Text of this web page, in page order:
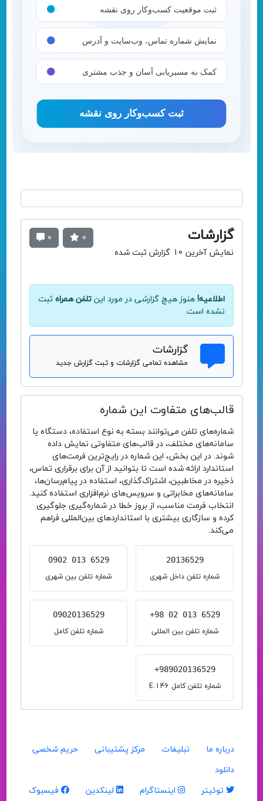
0 0 گزارشات
نمایش آخرین 10 گزارش ثبت شده
اطلاعیه! هنوز هیچ گزارشی در مورد این تلفن همراه ثبت
نشده است.
گزارشات
مشاهده تمامی گزارشات و ثبت گزارش جدید
قالب‌های متفاوت این شماره
شماره‌های تلفن می‌توانند بسته به نوع استفاده، دستگاه یا
سامانه‌های مختلف، در قالب‌های متفاوتی نمایش داده
شوند. در این بخش، این شماره در رایج‌ترین فرمت‌های
استاندارد ارائه شده است تا بتوانید از آن برای برقراری تماس،
ذخیره در مخاطبین، اشتراک‌گذاری، استفاده در پیام‌رسان‌ها،
سامانه‌های مخابراتی و سرویس‌های نرم‌افزاری استفاده کنید.
انتخاب فرمت مناسب، از بروز خطا در شماره‌گیری جلوگیری
کرده و سازگاری بیشتری با استانداردهای بین‌المللی فراهم
می‌کند.
20136529
شماره تلفن داخل شهری
0902 013 6529
شماره تلفن بین شهری
+98 02 013 6529
شماره تلفن بین المللی
09020136529
شماره تلفن کامل
+989020136529
شماره تلفن کامل E.146
درباره ما تبلیغات مرکز پشتیبانی
حریم شخصی
دانلود
توئیتر
اینستاگرام لینکدین فیسبوک